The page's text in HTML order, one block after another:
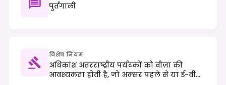
पुर्तगाली
विशेष नियम
अधिकांश अंतरराष्ट्रीय पर्यटकों को वीज़ा की
आवश्यकता होती है, जो अक्सर पहले से या ई-वीज़ा